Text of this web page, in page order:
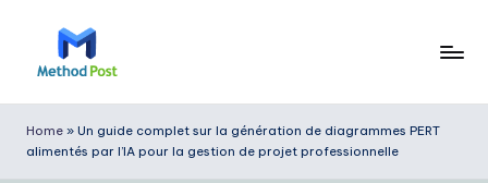
e
t
Home » Un guide complet sur la génération de diagrammes PERT
alimentés par l’IA pour la gestion de projet professionnelle